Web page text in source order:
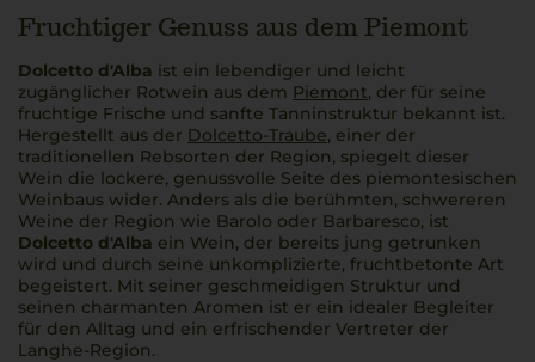
Fruchtiger Genuss aus dem Piemont
Dolcetto d'Alba ist ein lebendiger und leicht
zugänglicher Rotwein aus dem Piemont, der für seine
fruchtige Frische und sanfte Tanninstruktur bekannt ist.
Hergestellt aus der Dolcetto-Traube, einer der
traditionellen Rebsorten der Region, spiegelt dieser
Wein die lockere, genussvolle Seite des piemontesischen
Weinbaus wider. Anders als die berühmten, schwereren
Weine der Region wie Barolo oder Barbaresco, ist
Dolcetto d'Alba ein Wein, der bereits jung getrunken
wird und durch seine unkomplizierte, fruchtbetonte Art
begeistert. Mit seiner geschmeidigen Struktur und
seinen charmanten Aromen ist er ein idealer Begleiter
für den Alltag und ein erfrischender Vertreter der
Langhe-Region.